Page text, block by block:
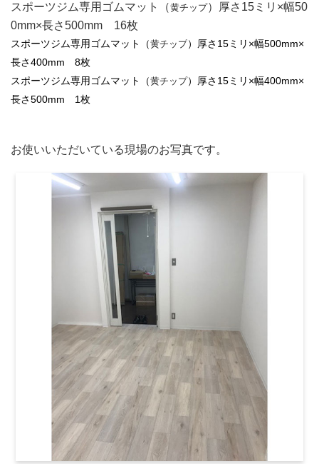
スポーツジム専用ゴムマット（黄チップ）厚さ15ミリ×幅50
0mm×長さ500mm 16枚
スポーツジム専用ゴムマット（黄チップ）厚さ15ミリ×幅500mm×
長さ400mm 8枚
スポーツジム専用ゴムマット（黄チップ）厚さ15ミリ×幅400mm×
長さ500mm 1枚
お使いいただいている現場のお写真です。